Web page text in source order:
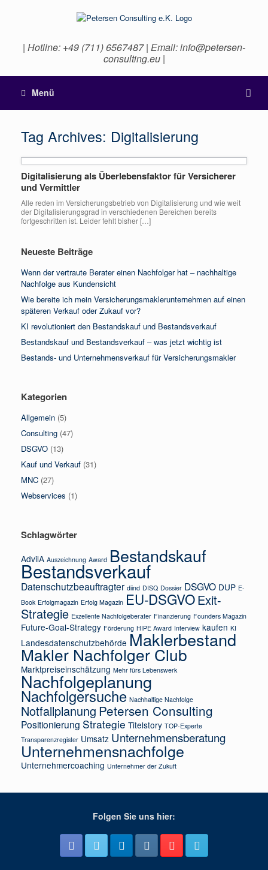
| Hotline: +49 (711) 6567487 | Email: info@petersen-
consulting.eu |
Menü
Tag Archives: Digitalisierung
Digitalisierung als Überlebensfaktor für Versicherer
und Vermittler
Alle reden im Versicherungsbetrieb von Digitalisierung und wie weit
der Digitalisierungsgrad in verschiedenen Bereichen bereits
fortgeschritten ist. Leider fehlt bisher […]
Neueste Beiträge
Wenn der vertraute Berater einen Nachfolger hat – nachhaltige
Nachfolge aus Kundensicht
Wie bereite ich mein Versicherungsmaklerunternehmen auf einen
späteren Verkauf oder Zukauf vor?
KI revolutioniert den Bestandskauf und Bestandsverkauf
Bestandskauf und Bestandsverkauf – was jetzt wichtig ist
Bestands- und Unternehmensverkauf für Versicherungsmakler
Kategorien
Allgemein (5)
Consulting (47)
DSGVO (13)
Kauf und Verkauf (31)
MNC (27)
Webservices (1)
Schlagwörter
AdvilA Auszeichnung Award Bestandskauf
Bestandsverkauf
Datenschutzbeauftragter diind DISQ Dossier DSGVO DUP E-
Book Erfolgmagazin Erfolg Magazin EU-DSGVOExit-
Strategie Exzellente Nachfolgeberater Finanzierung Founders Magazin
Future-Goal-Strategy Förderung HIPE Award Interview kaufen KI
Landesdatenschutzbehörde Maklerbestand
Makler Nachfolger Club
Marktpreiseinschätzung Mehr fürs Lebenswerk
Nachfolgeplanung
Nachfolgersuche Nachhaltige Nachfolge
Notfallplanung Petersen Consulting
Positionierung Strategie Titelstory TOP-Experte
Transparenzregister Umsatz Unternehmensberatung
Unternehmensnachfolge
Unternehmercoaching Unternehmer der Zukuft
Folgen Sie uns hier: